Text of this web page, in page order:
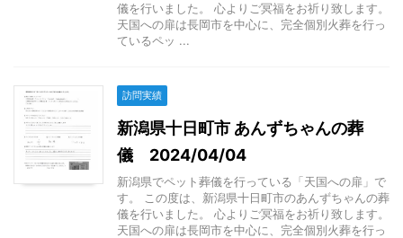
儀を行いました。 心よりご冥福をお祈り致します。
天国への扉は長岡市を中心に、完全個別火葬を行っ
ているペッ ...
訪問実績
新潟県十日町市 あんずちゃんの葬
儀 2024/04/04
新潟県でペット葬儀を行っている「天国への扉」で
す。 この度は、新潟県十日町市のあんずちゃんの葬
儀を行いました。 心よりご冥福をお祈り致します。
天国への扉は長岡市を中心に、完全個別火葬を行っ